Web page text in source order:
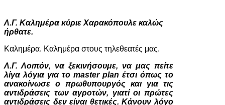
Λ.Γ. Καλημέρα κύριε Χαρακόπουλε καλώς
ήρθατε.
Καλημέρα. Καλημέρα στους τηλεθεατές μας.
Λ.Γ. Λοιπόν, να ξεκινήσουμε, να μας πείτε
λίγα λόγια για το master plan έτσι όπως το
ανακοίνωσε ο πρωθυπουργός και για τις
αντιδράσεις των αγροτών, γιατί οι πρώτες
αντιδράσεις δεν είναι θετικές. Κάνουν λόγο